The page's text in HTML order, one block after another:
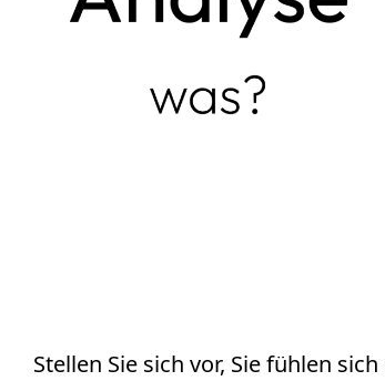
Stellen Sie sich vor, Sie fühlen